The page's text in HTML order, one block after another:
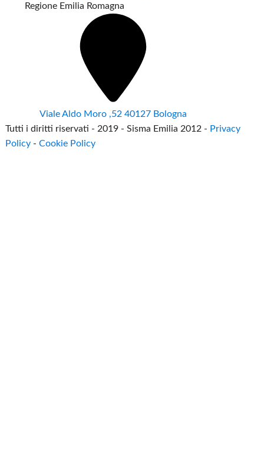
Regione Emilia Romagna
Viale Aldo Moro ,52 40127 Bologna
Tutti i diritti riservati - 2019 - Sisma Emilia 2012 - Privacy
Policy -Cookie Policy